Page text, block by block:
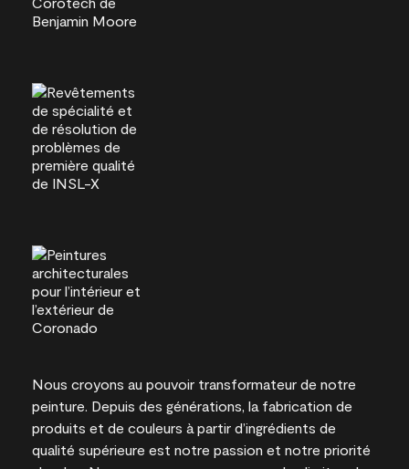
Nous croyons au pouvoir transformateur de notre
peinture. Depuis des générations, la fabrication de
produits et de couleurs à partir d’ingrédients de
qualité supérieure est notre passion et notre priorité